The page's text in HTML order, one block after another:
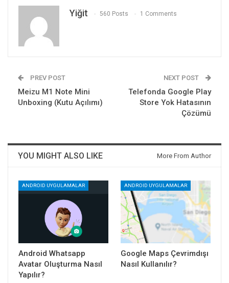
Yiğit 560 Posts 1 Comments
PREV POST
Meizu M1 Note Mini
Unboxing (Kutu Açılımı)
NEXT POST
Telefonda Google Play
Store Yok Hatasının
Çözümü
YOU MIGHT ALSO LIKE More From Author
ANDROID UYGULAMALAR
Android Whatsapp
Avatar Oluşturma Nasıl
Yapılır?
ANDROID UYGULAMALAR
Google Maps Çevrimdışı
Nasıl Kullanılır?